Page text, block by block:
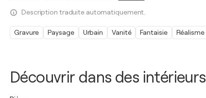
Découvrir dans des intérieurs
Description traduite automatiquement.
Gravure Paysage Urbain Vanité Fantaisie Réalisme